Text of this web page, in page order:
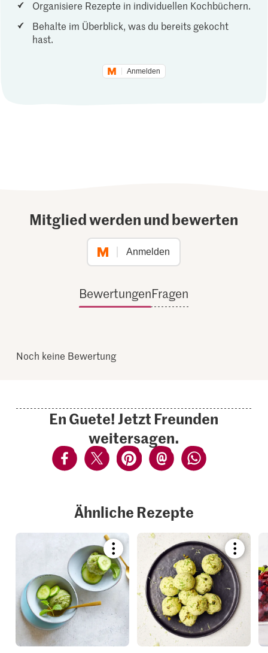
Organisiere Rezepte in individuellen Kochbüchern.
Behalte im Überblick, was du bereits gekocht
hast.
Anmelden
Mitglied werden und bewerten
Anmelden
BewertungenFragen
Noch keine Bewertung
En Guete! Jetzt Freunden
weitersagen.
Ähnliche Rezepte
Bookmark
recipe
or
add
it
your
collections.
recipe
or
add
it
to
your